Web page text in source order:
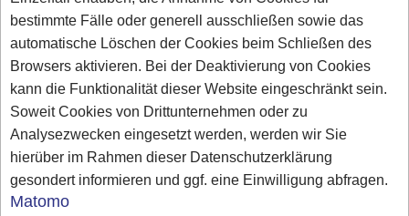
bestimmte Fälle oder generell ausschließen sowie das
automatische Löschen der Cookies beim Schließen des
Browsers aktivieren. Bei der Deaktivierung von Cookies
kann die Funktionalität dieser Website eingeschränkt sein.
Soweit Cookies von Drittunternehmen oder zu
Analysezwecken eingesetzt werden, werden wir Sie
hierüber im Rahmen dieser Datenschutzerklärung
gesondert informieren und ggf. eine Einwilligung abfragen.
Matomo